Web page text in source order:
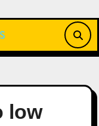
low